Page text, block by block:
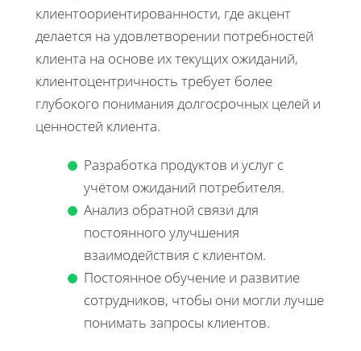
клиентоориентированности, где акцент
делается на удовлетворении потребностей
клиента на основе их текущих ожиданий,
клиентоцентричность требует более
глубокого понимания долгосрочных целей и
ценностей клиента.
Разработка продуктов и услуг с
учётом ожиданий потребителя.
Анализ обратной связи для
постоянного улучшения
взаимодействия с клиентом.
Постоянное обучение и развитие
сотрудников, чтобы они могли лучше
понимать запросы клиентов.